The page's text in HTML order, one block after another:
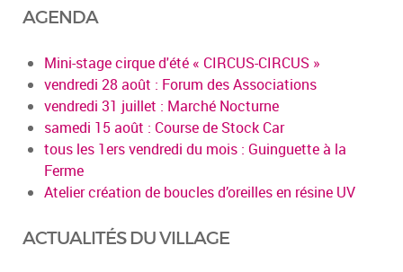
AGENDA
Mini-stage cirque d'été « CIRCUS-CIRCUS »
vendredi 28 août : Forum des Associations
vendredi 31 juillet : Marché Nocturne
samedi 15 août : Course de Stock Car
tous les 1ers vendredi du mois : Guinguette à la
Ferme
Atelier création de boucles d’oreilles en résine UV
ACTUALITÉS DU VILLAGE